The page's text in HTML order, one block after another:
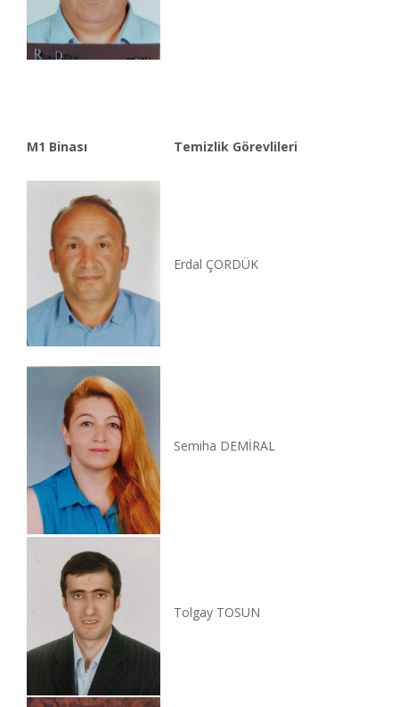
M1 Binası Temizlik Görevlileri
Erdal ÇORDÜK
Semiha DEMİRAL
Tolgay TOSUN